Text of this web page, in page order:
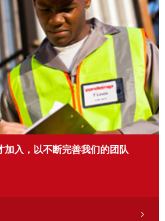
加入，以不断完善我们的团队